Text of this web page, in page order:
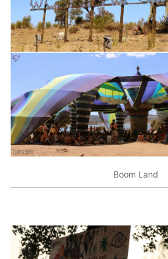
Boom Land